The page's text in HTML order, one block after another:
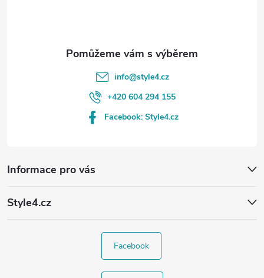
Informace pro vás
Style4.cz
info@style4.cz
+420 604 294 155
Facebook: Style4.cz
Facebook